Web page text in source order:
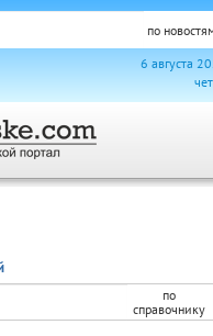
по
6 августа
по
справочнику